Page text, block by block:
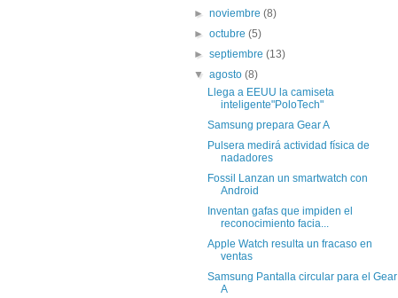
►noviembre(8)
►octubre(5)
►septiembre(13)
▼agosto(8)
Llega a EEUU la camiseta
inteligente"PoloTech"
Samsung prepara Gear A
Pulsera medirá actividad física de
nadadores
Fossil Lanzan un smartwatch con
Android
Inventan gafas que impiden el
reconocimiento facia...
Apple Watch resulta un fracaso en
ventas
Samsung Pantalla circular para el Gear
A